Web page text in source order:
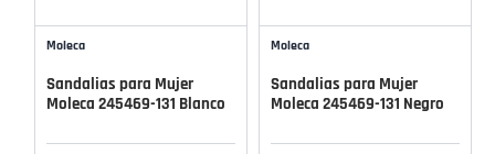
Moleca
Sandalias para Mujer
Moleca 245469-131 Blanco
Moleca
Sandalias para Mujer
Moleca 245469-131 Negro